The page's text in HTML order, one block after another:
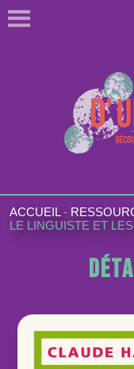
ACCUEIL-
LE LINGUISTE ET